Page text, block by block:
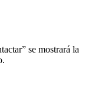
se mostrará la